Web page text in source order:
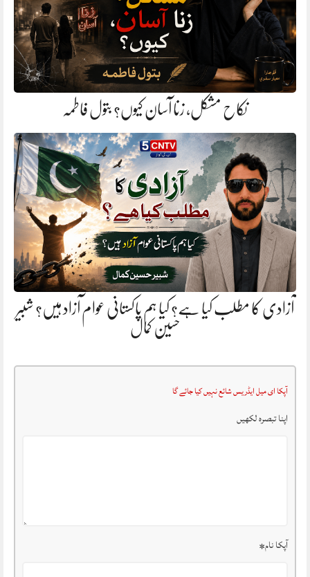
نکاح مشکل، زنا آسان کیوں؟ بتول فاطمہ
آزادی کا مطلب کیا ہے؟ کیا ہم پاکستانی عوام آزاد ہیں؟ شبیر
حسین کمال
آپکا ای میل ایڈریس شائع نہیں کیا جائے گا
اپنا تبصرہ لکھیں
آپکا نام*